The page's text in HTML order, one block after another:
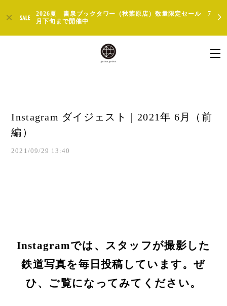
2026夏 書泉ブックタワー（秋葉原店）数量限定セール 7
月下旬まで開催中
Instagram ダイジェスト｜2021年 6月（前
編）
2021/09/29 13:40
Instagramでは、スタッフが撮影した
鉄道写真を毎日投稿しています。ぜ
ひ、ご覧になってみてください。